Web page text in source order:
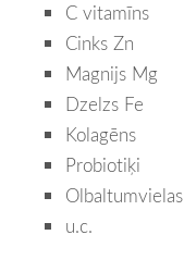
C vitamīns
Cinks Zn
Magnijs Mg
Dzelzs Fe
Kolagēns
Probiotiķi
Olbaltumvielas
u.c.